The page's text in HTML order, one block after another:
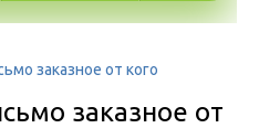
заказное от кого
заказное от